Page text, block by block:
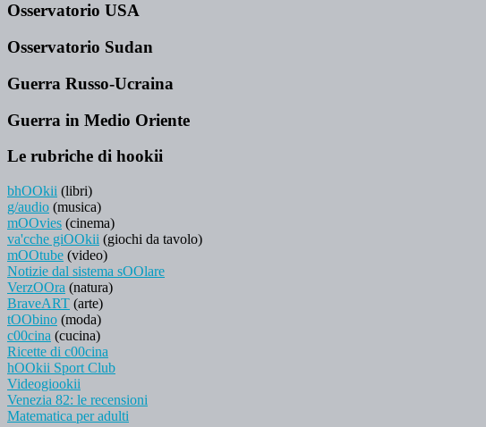
Osservatorio USA
Osservatorio Sudan
Guerra Russo-Ucraina
Guerra in Medio Oriente
Le rubriche di hookii
bhOOkii (libri)
g/audio (musica)
mOOvies (cinema)
va'cche giOOkii (giochi da tavolo)
mOOtube (video)
Notizie dal sistema sOOlare
VerzOOra (natura)
BraveART (arte)
tOObino (moda)
c00cina (cucina)
Ricette di c00cina
hOOkii Sport Club
Videogiookii
Venezia 82: le recensioni
Matematica per adulti